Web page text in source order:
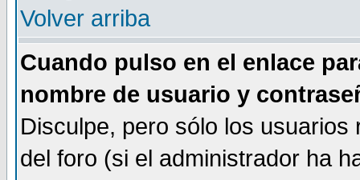
Volver arriba
Cuando pulso en el enlace
nombre de usuario y
Disculpe, pero sólo los
del foro (si el administrador ha